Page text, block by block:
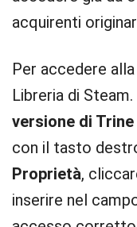
acquirenti
Per accedere
Libreria di
versione di
con il tasto
Proprietà,
inserire nel